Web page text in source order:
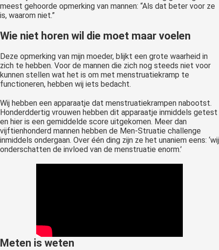
meest gehoorde opmerking van mannen: “Als dat beter voor ze
is, waarom niet.”
Wie niet horen wil die moet maar voelen
Deze opmerking van mijn moeder, blijkt een grote waarheid in
zich te hebben. Voor de mannen die zich nog steeds niet voor
kunnen stellen wat het is om met menstruatiekramp te
functioneren, hebben wij iets bedacht.
Wij hebben een apparaatje dat menstruatiekrampen nabootst.
Honderddertig vrouwen hebben dit apparaatje inmiddels getest
en hier is een gemiddelde score uitgekomen. Meer dan
vijftienhonderd mannen hebben de Men-Struatie challenge
inmiddels ondergaan. Over één ding zijn ze het unaniem eens: ‘wij
onderschatten de invloed van de menstruatie enorm.’
Meten is weten